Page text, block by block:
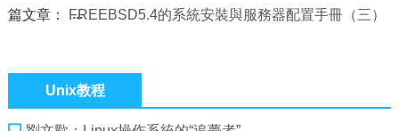
篇文章：
FREEBSD5.4的系統安裝與服務器配置手冊（三）
Unix教程